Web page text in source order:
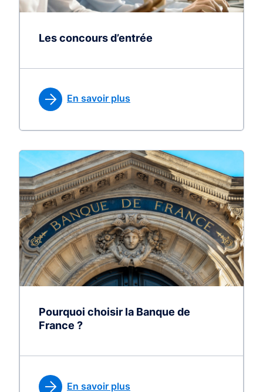
Les concours d’entrée
En savoir plus
Pourquoi choisir la Banque de
France ?
En savoir plus